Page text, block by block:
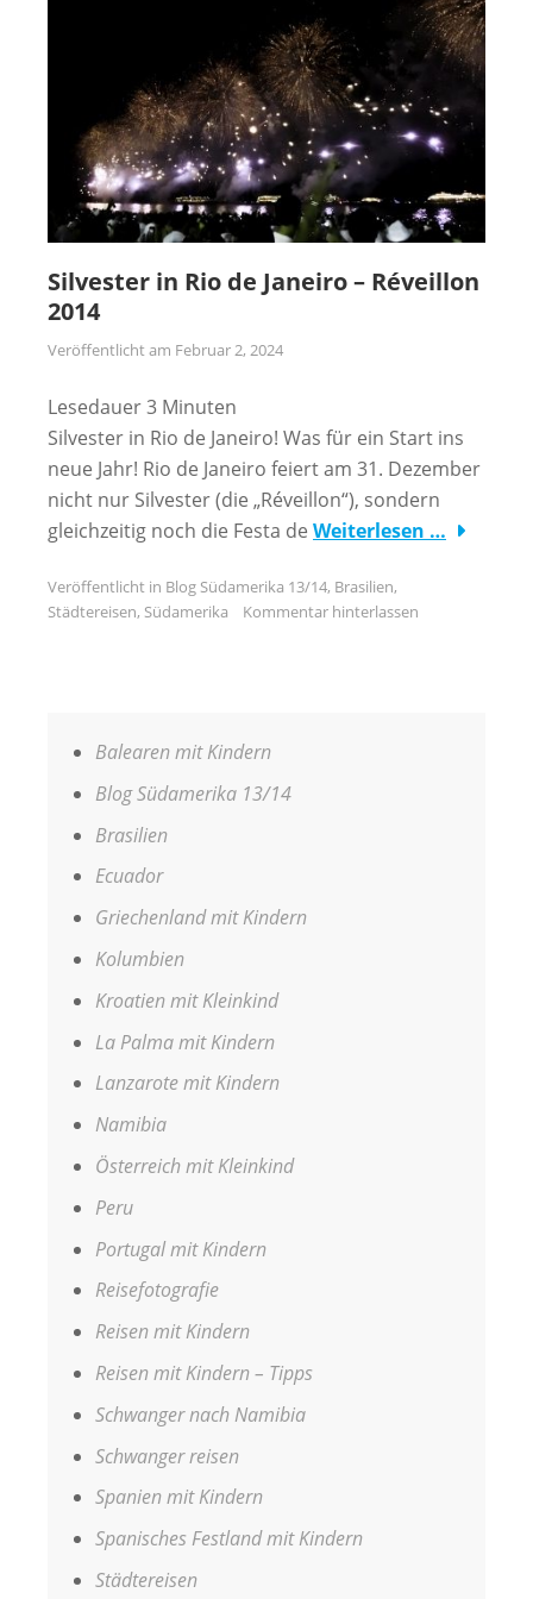
Silvester in Rio de Janeiro – Réveillon
2014
Veröffentlicht am Februar 2, 2024
Lesedauer3 Minuten
Silvester in Rio de Janeiro! Was für ein Start ins
neue Jahr! Rio de Janeiro feiert am 31. Dezember
nicht nur Silvester (die „Réveillon“), sondern
gleichzeitig noch die Festa de Weiterlesen …
Veröffentlicht in Blog Südamerika 13/14, Brasilien,
Städtereisen, Südamerika Kommentar hinterlassen
Balearen mit Kindern
Blog Südamerika 13/14
Brasilien
Ecuador
Griechenland mit Kindern
Kolumbien
Kroatien mit Kleinkind
La Palma mit Kindern
Lanzarote mit Kindern
Namibia
Österreich mit Kleinkind
Peru
Portugal mit Kindern
Reisefotografie
Reisen mit Kindern
Reisen mit Kindern – Tipps
Schwanger nach Namibia
Schwanger reisen
Spanien mit Kindern
Spanisches Festland mit Kindern
Städtereisen